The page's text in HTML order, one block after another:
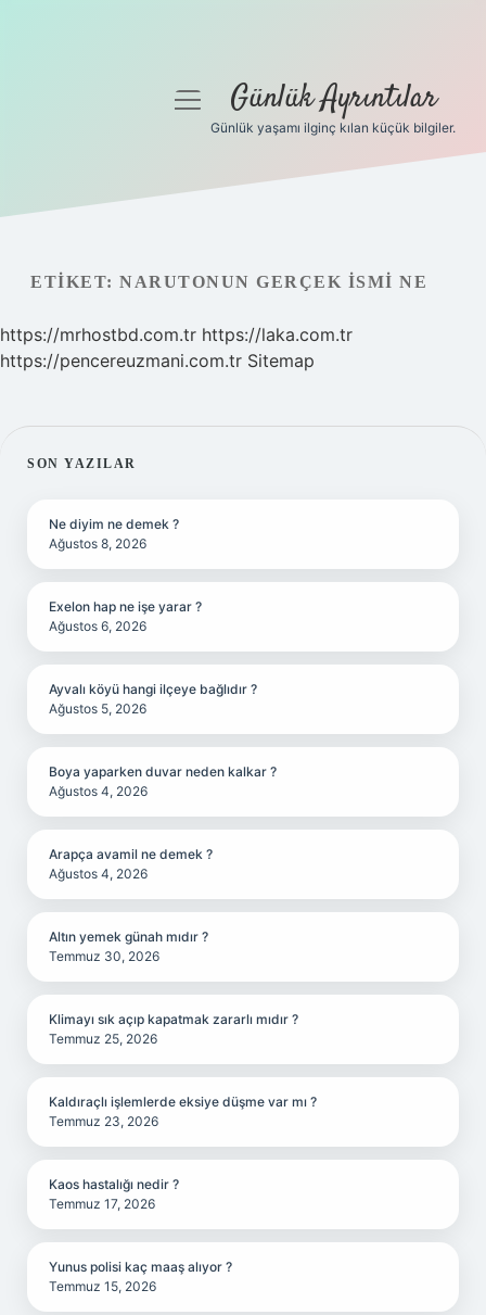
Gizlilik Politikası
menüyüGünlük Ayrıntılar
Günlük yaşamı ilginç kılan küçük bilgiler.
ETIKET: NARUTONUN GERÇEK ISMI NE
https://mrhostbd.com.tr https://laka.com.tr
https://pencereuzmani.com.tr Sitemap
SIDEBAR
SON YAZILAR
Ne diyim ne demek ?
Ağustos 8, 2026
Exelon hap ne işe yarar ?
Ağustos 6, 2026
Ayvalı köyü hangi ilçeye bağlıdır ?
Ağustos 5, 2026
Boya yaparken duvar neden kalkar ?
Ağustos 4, 2026
Arapça avamil ne demek ?
Ağustos 4, 2026
Altın yemek günah mıdır ?
Temmuz 30, 2026
Klimayı sık açıp kapatmak zararlı mıdır ?
Temmuz 25, 2026
Kaldıraçlı işlemlerde eksiye düşme var mı ?
Temmuz 23, 2026
Kaos hastalığı nedir ?
Temmuz 17, 2026
Yunus polisi kaç maaş alıyor ?
Temmuz 15, 2026